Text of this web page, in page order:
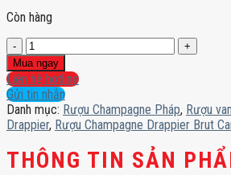
Còn hàng
Rượu
Champagne
Drappier
Brut
Carte
d'Or
số
lượng
Mua ngay
Liên hệ hotline
Gửi tin nhắn
Danh mục: Rượu Champagne Pháp, Rượu
Drappier, Rượu Champagne Drappier Brut
THÔNG TIN SẢN